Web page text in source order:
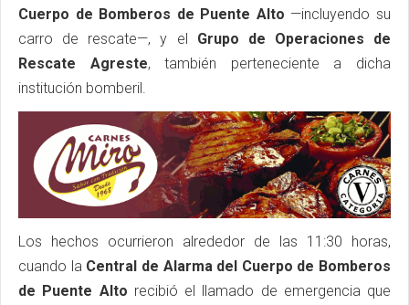
Cuerpo de Bomberos de Puente Alto —incluyendo su
carro de rescate—, y el Grupo de Operaciones de
Rescate Agreste, también perteneciente a dicha
institución bomberil.
Los hechos ocurrieron alrededor de las 11:30 horas,
cuando la Central de Alarma del Cuerpo de Bomberos
de Puente Alto recibió el llamado de emergencia que